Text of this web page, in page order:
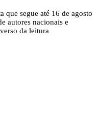
que segue até 16 de agosto
autores nacionais e
da leitura